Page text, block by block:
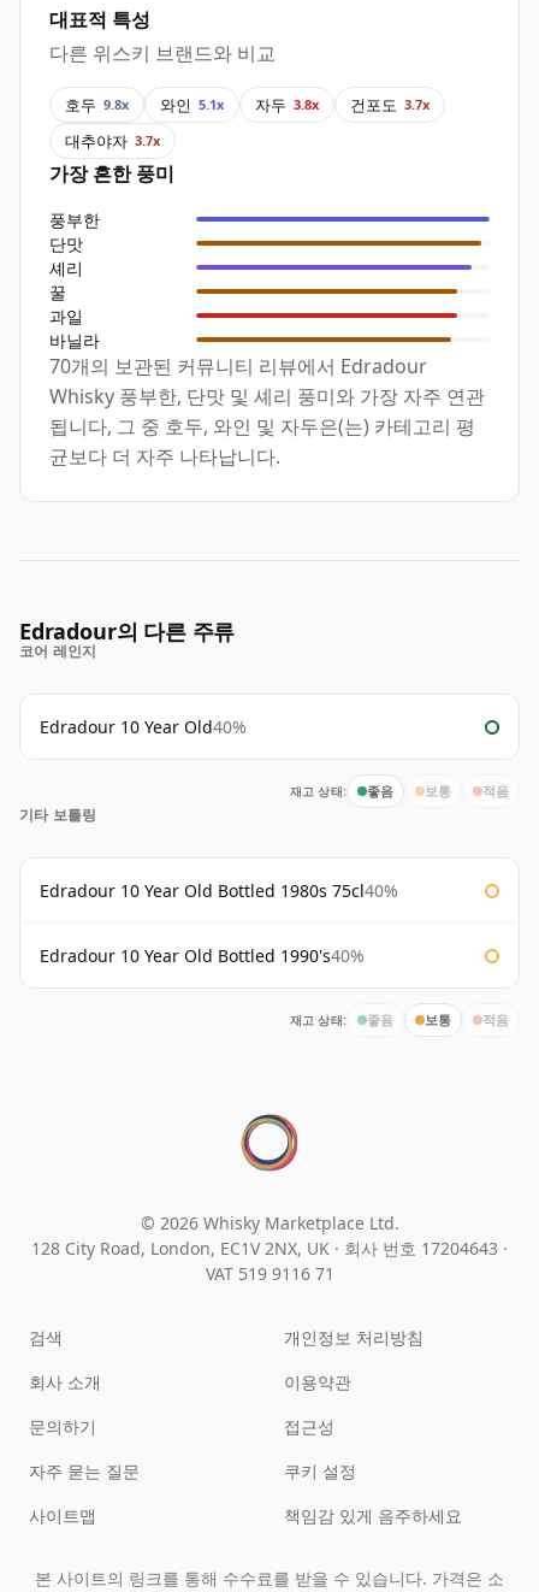
대표적 특성
다른 위스키 브랜드와 비교
호두 9.8x 와인 5.1x 자두 3.8x 건포도 3.7x
대추야자 3.7x
가장 흔한 풍미
풍부한
단맛
셰리
꿀
과일
바닐라
70개의 보관된 커뮤니티 리뷰에서 Edradour
Whisky 풍부한, 단맛 및 셰리 풍미와 가장 자주 연관
됩니다, 그 중 호두, 와인 및 자두은(는) 카테고리 평
균보다 더 자주 나타납니다.
Edradour의 다른 주류
코어 레인지
Edradour 10 Year Old40%
재고 상태: 좋음 보통 적음
기타 보틀링
Edradour 10 Year Old Bottled 1980s 75cl40%
Edradour 10 Year Old Bottled 1990's40%
재고 상태: 좋음 보통 적음
© 2026 Whisky Marketplace Ltd.
128 City Road, London, EC1V 2NX, UK · 회사 번호 17204643 ·
VAT 519 9116 71
검색
회사 소개
문의하기
자주 묻는 질문
사이트맵
개인정보 처리방침
이용약관
접근성
쿠키 설정
책임감 있게 음주하세요
본 사이트의 링크를 통해 수수료를 받을 수 있습니다. 가격은 소